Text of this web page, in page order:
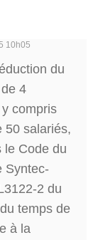
10h05
du
4
compris
50 salariés,
le Code du
Syntec-
2 du
temps de
à la